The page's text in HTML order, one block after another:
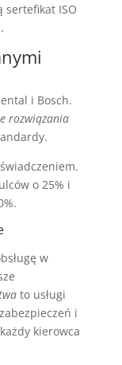
sertefikat ISO
i Bosch.
rozwiązania
o 25% i
w
to usługi
i
kierowca